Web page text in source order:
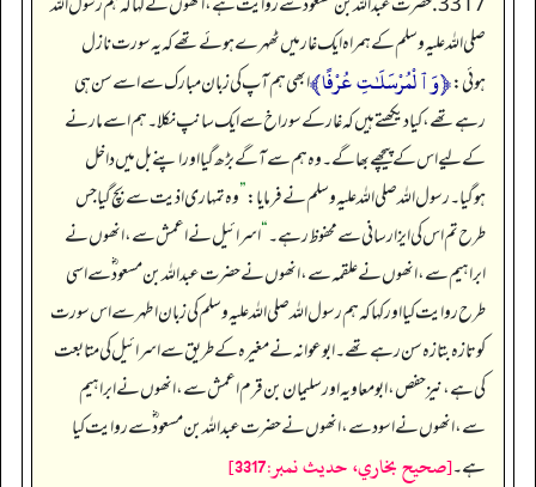
صلی اللہ علیہ وسلم کے ہمراہ ایک غار میں ٹھہرے ہوئے تھے کہ یہ سورت نازل
ہوئی:﴿وَٱلْمُرْسَلَـٰتِ عُرْفًا﴾ابھی ہم آپ کی زبان مبارک سے اسے سن ہی
رہے تھے، کیا دیکھتے ہیں کہ غار کے سوراخ سے ایک سانپ نکلا۔ ہم اسے مارنے
کے لیے اس کے پیچھے بھاگے۔ وہ ہم سے آگے بڑھ گیا اور اپنے بل میں داخل
ہوگیا۔ رسول اللہ صلی اللہ علیہ وسلم نے فرمایا:”وہ تمہاری اذیت سے بچ گیا جس
طرح تم اس کی ایزا رسانی سے محفوظ رہے۔“اسرائیل نے اعمش سے، انھوں نے
ابراہیم سے، انھوں نے علقمہ سے، انھوں نے حضرت عبداللہ بن مسعود ؓسے اسی
طرح روایت کیا اور کہا کہ ہم رسول اللہ صلی اللہ علیہ وسلم کی زبان اطہر سے اس سورت
کوتازہ بتازہ سن رہے تھے۔ ابوعوانہ نے مغیرہ کے طریق سے اسرائیل کی متابعت
کی ہے، نیز حفص، ابو معاویہ اور سلیمان بن قرم اعمش سے، انھوں نے ابراہیم
سے، انھوں نے اسود سے، انھوں نے حضرت عبداللہ بن مسعود ؓسے روایت کیا
ہے۔[صحيح بخاري، حديث نمبر:3317]